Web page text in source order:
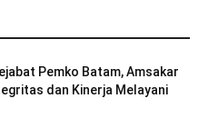
Pemko Batam, Amsakar
dan Kinerja Melayani